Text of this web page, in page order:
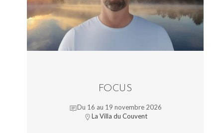
FOCUS
Du 16 au 19 novembre 2026
La Villa du Couvent